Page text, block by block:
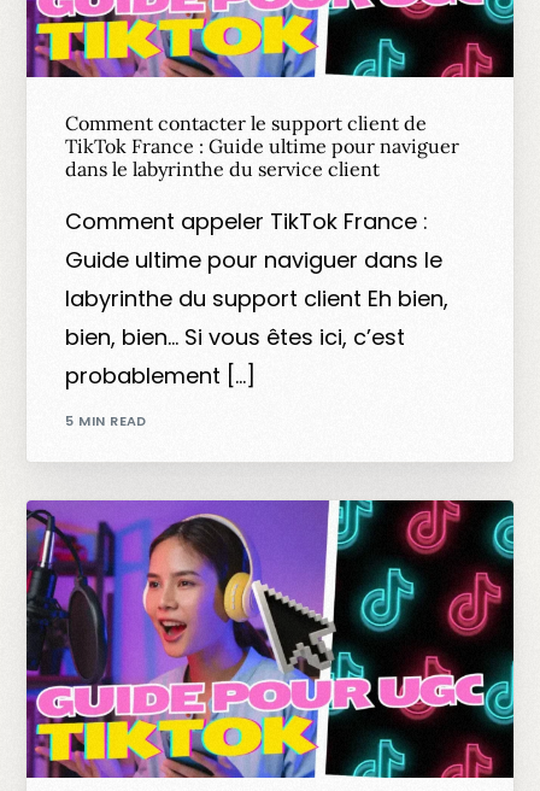
Comment contacter le support client de
TikTok France : Guide ultime pour naviguer
dans le labyrinthe du service client
Comment appeler TikTok France :
Guide ultime pour naviguer dans le
labyrinthe du support client Eh bien,
bien, bien… Si vous êtes ici, c’est
probablement […]
5 MIN READ